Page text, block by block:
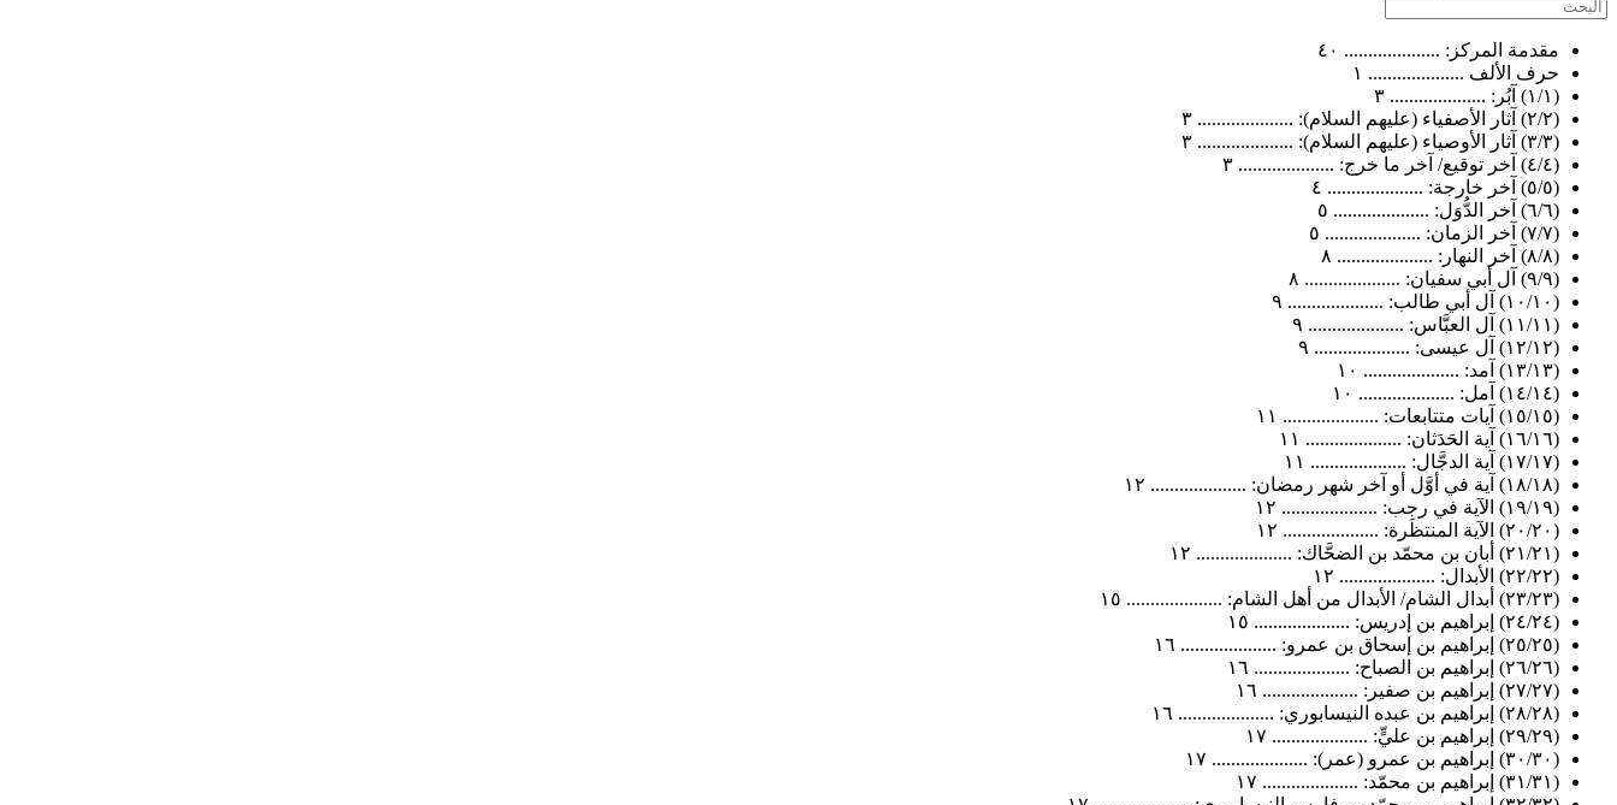
مقدمة المركز: .................... ٤٠
حرف الألف .................... ١
(١/١) آبُر: .................... ٣
(٢/٢) آثار الأصفياء (عليهم السلام): .................... ٣
(٣/٣) آثار الأوصياء (عليهم السلام): .................... ٣
(٤/٤) آخر توقيع/ آخر ما خرج: .................... ٣
(٥/٥) آخر خارجة: .................... ٤
(٦/٦) آخر الدُّوَل: .................... ٥
(٧/٧) آخر الزمان: .................... ٥
(٨/٨) آخر النهار: .................... ٨
(٩/٩) آل أبي سفيان: .................... ٨
(١٠/١٠) آل أبي طالب: .................... ٩
(١١/١١) آل العبَّاس: .................... ٩
(١٢/١٢) آل عيسى: .................... ٩
(١٣/١٣) آمد: .................... ١٠
(١٤/١٤) آمل: .................... ١٠
(١٥/١٥) آيات متتابعات: .................... ١١
(١٦/١٦) آية الحَدَثان: .................... ١١
(١٧/١٧) آية الدجَّال: .................... ١١
(١٨/١٨) آية في أوَّل أو آخر شهر رمضان: .................... ١٢
(١٩/١٩) الآية في رجب: .................... ١٢
(٢٠/٢٠) الآية المنتظَرة: .................... ١٢
(٢١/٢١) أبان بن محمّد بن الضحَّاك: .................... ١٢
(٢٢/٢٢) الأبدال: .................... ١٢
(٢٣/٢٣) أبدال الشام/ الأبدال من أهل الشام: .................... ١٥
(٢٤/٢٤) إبراهيم بن إدريس: .................... ١٥
(٢٥/٢٥) إبراهيم بن إسحاق بن عمرو: .................... ١٦
(٢٦/٢٦) إبراهيم بن الصباح: .................... ١٦
(٢٧/٢٧) إبراهيم بن صفير: .................... ١٦
(٢٨/٢٨) إبراهيم بن عبده النيسابوري: .................... ١٦
(٢٩/٢٩) إبراهيم بن عليٍّ: .................... ١٧
(٣٠/٣٠) إبراهيم بن عمرو (عمر): .................... ١٧
(٣١/٣١) إبراهيم بن محمّد: .................... ١٧